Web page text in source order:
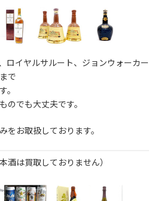
ロイヤルサルート、ジョンウォーカー
で
。
のでも大丈夫です。
お取扱しております。
酒は買取しておりません）